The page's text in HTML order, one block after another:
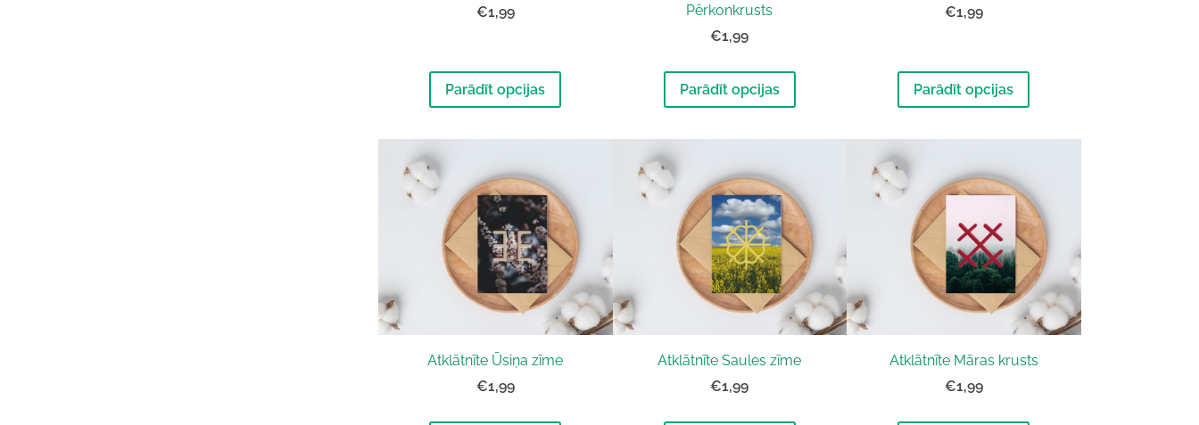
€1,99
Parādīt opcijas
Pērkonkrusts
€1,99
Parādīt opcijas
€1,99
Parādīt opcijas
Atklātnīte Ūsiņa zīme
€1,99
Atklātnīte Saules zīme
€1,99
Atklātnīte Māras krusts
€1,99